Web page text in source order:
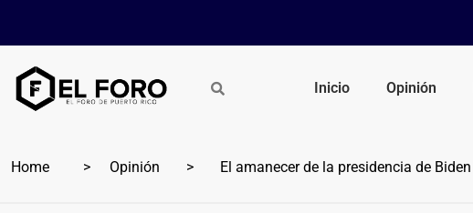
Inicio Opinión
Home Opinión El amanecer de la presidencia de Biden